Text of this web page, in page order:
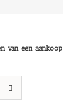
van een aankoop